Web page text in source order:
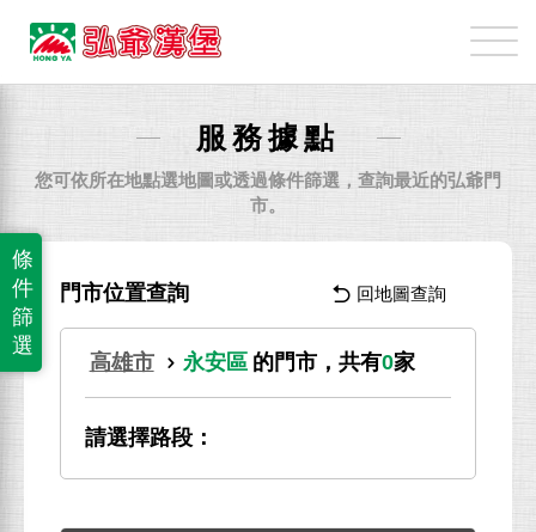
弘
爺
國
業
份
有
限
公
司
服務據點
您可依所在地點選地圖或透過條件篩選，查詢最近的弘爺門
市。
條
件
篩
選
門市位置查詢 回地圖查詢
高雄市 永安區 的門市，共有0家
請選擇路段：